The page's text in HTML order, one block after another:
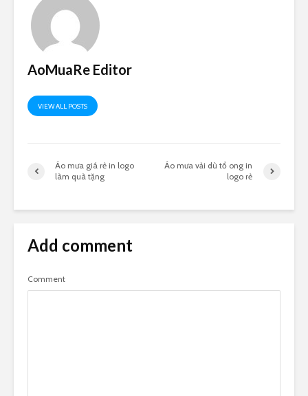
AoMuaRe Editor
VIEW ALL POSTS
Áo mưa giá rẻ in logo
làm quà tặng
Áo mưa vải dù tổ ong in
logo rẻ
Add comment
Comment